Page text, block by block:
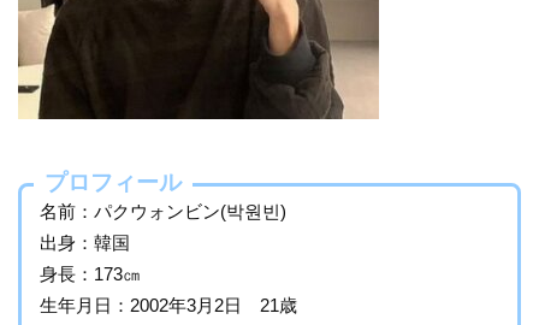
プロフィール
名前：パクウォンビン(박원빈)
出身：韓国
身長：173㎝
生年月日：2002年3月2日 21歳